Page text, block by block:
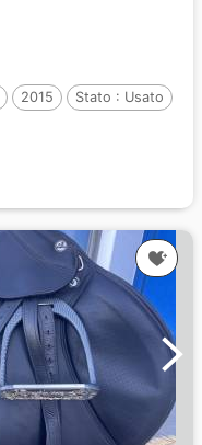
2015 Stato : Usato